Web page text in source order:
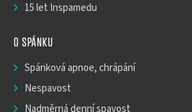
15 let Inspamedu
O SPÁNKU
Spánková apnoe, chrápání
Nespavost
Nadměrná denní spavost